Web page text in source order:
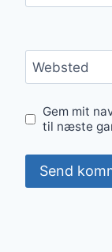
Websted
Gem mit
til næste